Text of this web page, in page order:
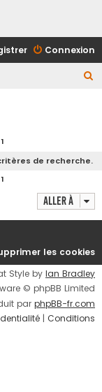
Connexion
e
1
de recherche.
1
Aller à
les cookies
Style by Ian Bradley
© phpBB Limited
par phpBB-fr.com
| Conditions